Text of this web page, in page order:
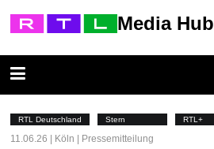
Media Hub
RTL Deutschland Stern RTL+
11.06.26 | Köln | Pressemitteilung